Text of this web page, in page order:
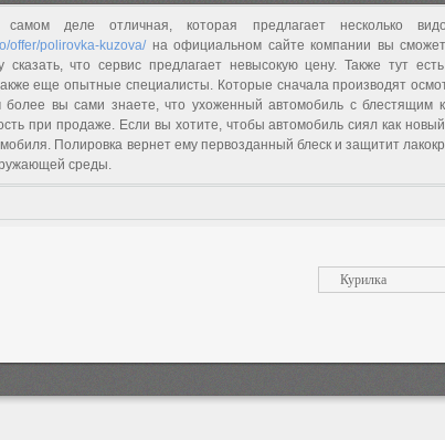
деле отличная, которая предлагает несколько
offer/polirovka-kuzova/на официальном сайте компании вы
сказать, что сервис предлагает невысокую цену. Также тут
еще опытные специалисты. Которые сначала производят
более вы сами знаете, что ухоженный автомобиль с блестящим
при продаже. Если вы хотите, чтобы автомобиль сиял как
Полировка вернет ему первозданный блеск и защитит
среды.